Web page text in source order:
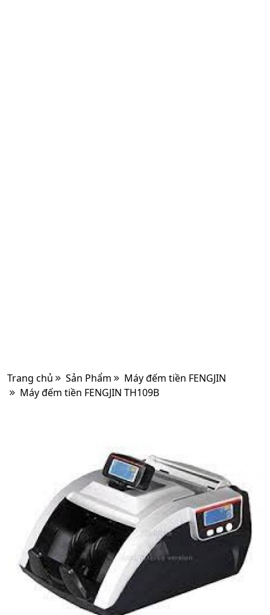
Trang chủ Sản Phẩm
Máy đếm tiền FENGJIN
Máy đếm tiền FENGJIN TH109B